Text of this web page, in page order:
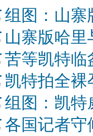
组图：山寨
山寨版哈
苦等凯特临
凯特拍全裸
组图：凯特
各国记者守